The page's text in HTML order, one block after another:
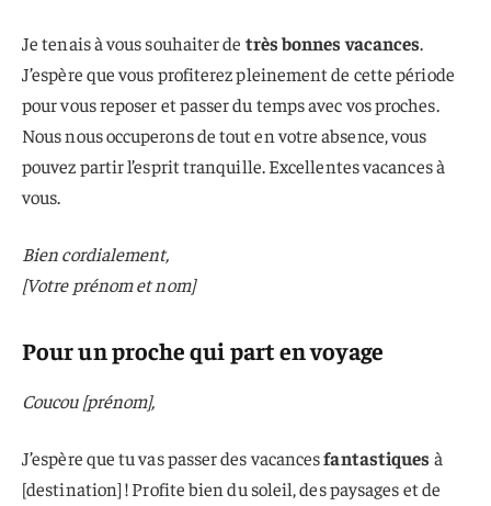
Je tenais à vous souhaiter de très bonnes vacances.
J’espère que vous profiterez pleinement de cette période
pour vous reposer et passer du temps avec vos proches.
Nous nous occuperons de tout en votre absence, vous
pouvez partir l’esprit tranquille. Excellentes vacances à
vous.
Bien cordialement,
[Votre prénom et nom]
Pour un proche qui part en voyage
Coucou [prénom],
J’espère que tu vas passer des vacancesfantastiques à
[destination] ! Profite bien du soleil, des paysages et de